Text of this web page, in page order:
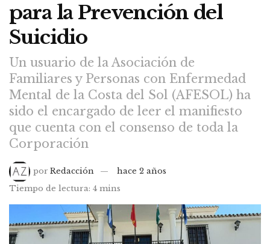
para la Prevención del
Suicidio
Un usuario de la Asociación de
Familiares y Personas con Enfermedad
Mental de la Costa del Sol (AFESOL) ha
sido el encargado de leer el manifiesto
que cuenta con el consenso de toda la
Corporación
por Redacción
hace 2 años
Tiempo de lectura: 4 mins